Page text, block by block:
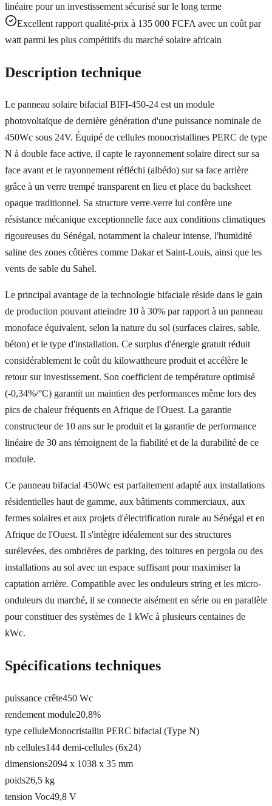
linéaire pour un investissement sécurisé sur le long terme
Excellent rapport qualité-prix à 135 000 FCFA avec un coût par
watt parmi les plus compétitifs du marché solaire africain
Description technique
Le panneau solaire bifacial BIFI-450-24 est un module
photovoltaïque de dernière génération d'une puissance nominale de
450Wc sous 24V. Équipé de cellules monocristallines PERC de type
N à double face active, il capte le rayonnement solaire direct sur sa
face avant et le rayonnement réfléchi (albédo) sur sa face arrière
grâce à un verre trempé transparent en lieu et place du backsheet
opaque traditionnel. Sa structure verre-verre lui confère une
résistance mécanique exceptionnelle face aux conditions climatiques
rigoureuses du Sénégal, notamment la chaleur intense, l'humidité
saline des zones côtières comme Dakar et Saint-Louis, ainsi que les
vents de sable du Sahel.
Le principal avantage de la technologie bifaciale réside dans le gain
de production pouvant atteindre 10 à 30% par rapport à un panneau
monoface équivalent, selon la nature du sol (surfaces claires, sable,
béton) et le type d'installation. Ce surplus d'énergie gratuit réduit
considérablement le coût du kilowattheure produit et accélère le
retour sur investissement. Son coefficient de température optimisé
(-0,34%/°C) garantit un maintien des performances même lors des
pics de chaleur fréquents en Afrique de l'Ouest. La garantie
constructeur de 10 ans sur le produit et la garantie de performance
linéaire de 30 ans témoignent de la fiabilité et de la durabilité de ce
module.
Ce panneau bifacial 450Wc est parfaitement adapté aux installations
résidentielles haut de gamme, aux bâtiments commerciaux, aux
fermes solaires et aux projets d'électrification rurale au Sénégal et en
Afrique de l'Ouest. Il s'intègre idéalement sur des structures
surélevées, des ombrières de parking, des toitures en pergola ou des
installations au sol avec un espace suffisant pour maximiser la
captation arrière. Compatible avec les onduleurs string et les micro-
onduleurs du marché, il se connecte aisément en série ou en parallèle
pour constituer des systèmes de 1 kWc à plusieurs centaines de
kWc.
Spécifications techniques
puissance crête450 Wc
rendement module20,8%
type celluleMonocristallin PERC bifacial (Type N)
nb cellules144 demi-cellules (6x24)
dimensions2094 x 1038 x 35 mm
poids26,5 kg
tension Voc49,8 V